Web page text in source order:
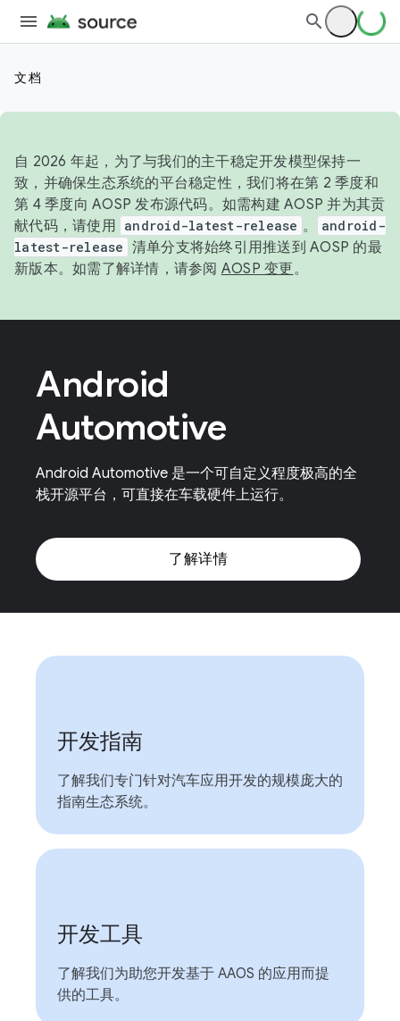
文档
自 2026 年起，为了与我们的主干稳定开发模型保持一
致，并确保生态系统的平台稳定性，我们将在第 2 季度和
第 4 季度向 AOSP 发布源代码。如需构建 AOSP 并为其贡
献代码，请使用 android-latest-release 。
android-
latest-release 清单分支将始终引用推送到 AOSP 的最
新版本。如需了解详情，请参阅 AOSP 变更。
Android
Automotive
Android Automotive 是一个可自定义程度极高的全
栈开源平台，可直接在车载硬件上运行。
了解详情
开发指南
了解我们专门针对汽车应用开发的规模庞大的
指南生态系统。
开发工具
了解我们为助您开发基于 AAOS 的应用而提
供的工具。